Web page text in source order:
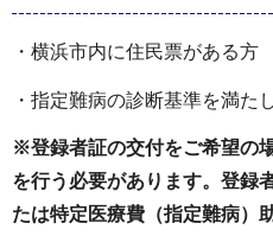
・横浜市内に住民票がある方
・指定難病の診断基準を満た
※登録者証の交付をご希望の
を行う必要があります。登録
たは特定医療費（指定難病）